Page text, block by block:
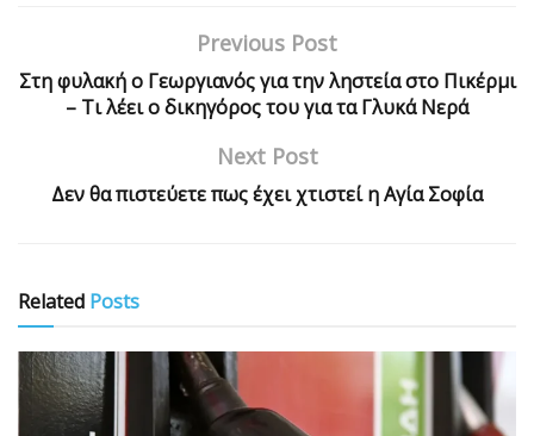
Previous Post
Στη φυλακή ο Γεωργιανός για την ληστεία στο Πικέρμι
– Τι λέει ο δικηγόρος του για τα Γλυκά Νερά
Next Post
Δεν θα πιστεύετε πως έχει χτιστεί η Αγία Σοφία
Related Posts